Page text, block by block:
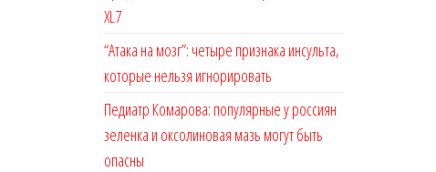
XL7
“Атака на мозг”: четыре признака инсульта,
которые нельзя игнорировать
Педиатр Комарова: популярные у россиян
зеленка и оксолиновая мазь могут быть
опасны